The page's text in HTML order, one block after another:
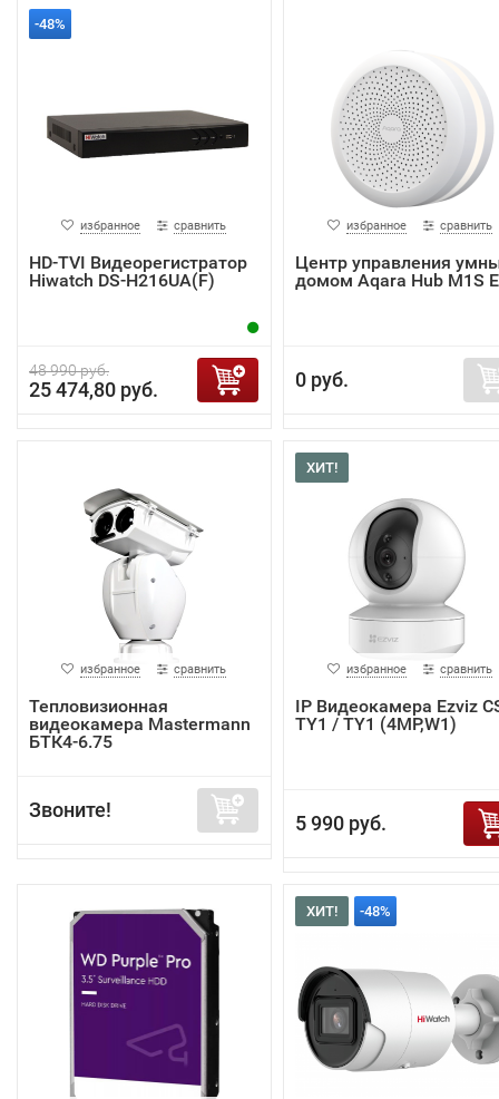
-48%
избранное сравнить
HD-TVI Видеорегистратор
Hiwatch DS-H216UA(F)
48 990 руб.
25 474,80 руб.
избранное сравнить
Центр управления
домом Aqara Hub M1S
0 руб.
избранное сравнить
Тепловизионная
видеокамера Mastermann
БТК4-6.75
Звоните!
ХИТ!
избранное сравнить
IP Видеокамера Ezviz
TY1 / TY1 (4MP,W1)
5 990 руб.
ХИТ! -48%